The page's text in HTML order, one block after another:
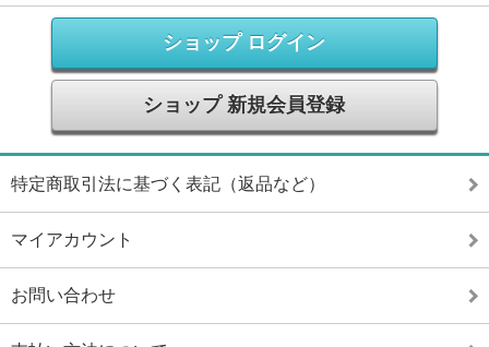
ショップ ログイン
ショップ 新規会員登録
特定商取引法に基づく表記（返品など）
マイアカウント
お問い合わせ